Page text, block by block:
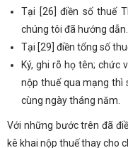
Tại [26] điền số thuế
chúng tôi đã hướng dẫn.
Tại [29] điền tổng số
Ký, ghi rõ họ tên; chức
nộp thuế qua mạng thì
cùng ngày tháng năm.
Với những bước trên đã
kê khai nộp thuế thay cho